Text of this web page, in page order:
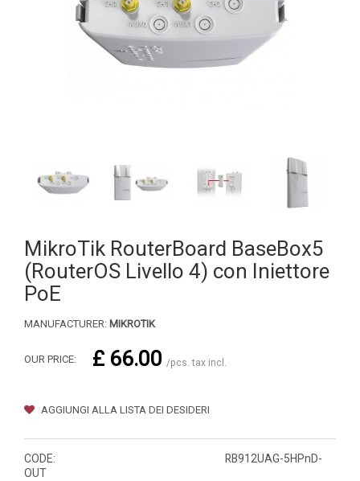
MikroTik RouterBoard BaseBox5
(RouterOS Livello 4) con Iniettore
PoE
MANUFACTURER: MIKROTIK
OUR PRICE: £ 66.00 /pcs. tax incl.
AGGIUNGI ALLA LISTA DEI DESIDERI
CODE:
RB912UAG-5HPnD-
OUT